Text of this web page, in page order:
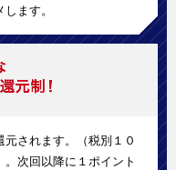
ます。
されます。（税別１０
次回以降に１ポイント